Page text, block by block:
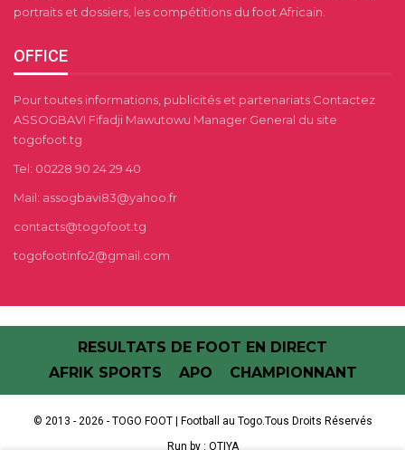
portraits et dossiers, les compétitions du foot Africain.
OFFICE
Pour toutes informations, publicités et partenariats Contactez
ASSOGBAVI Fifadji Mawutowu Manager General du site
togofoot.tg
Tel: 00228 90 24 29 40
Mail: assogbavi83@yahoo.fr
contacts@togofoot.tg
togofootinfo2@gmail.com
RESULTATS DE FOOT EN DIRECT
AFRIK SPORTS
APO CHAMPIONNANT
© 2013 - 2026 - TOGO FOOT | Football au Togo.Tous Droits Réservés
Run by : OTIYA